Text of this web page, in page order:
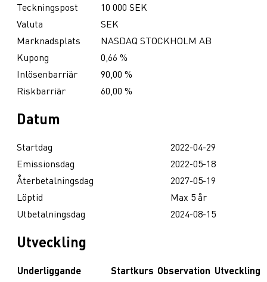
Teckningspost
10 000 SEK
Valuta
SEK
Marknadsplats
NASDAQ STOCKHOLM AB
Kupong
0,66 %
Inlösenbarriär
90,00 %
Riskbarriär
60,00 %
Datum
Startdag
2022-04-29
Emissionsdag
2022-05-18
Återbetalningsdag
2027-05-19
Löptid
Max 5 år
Utbetalningsdag
2024-08-15
Utveckling
Underliggande Startkurs Observation Utveckling